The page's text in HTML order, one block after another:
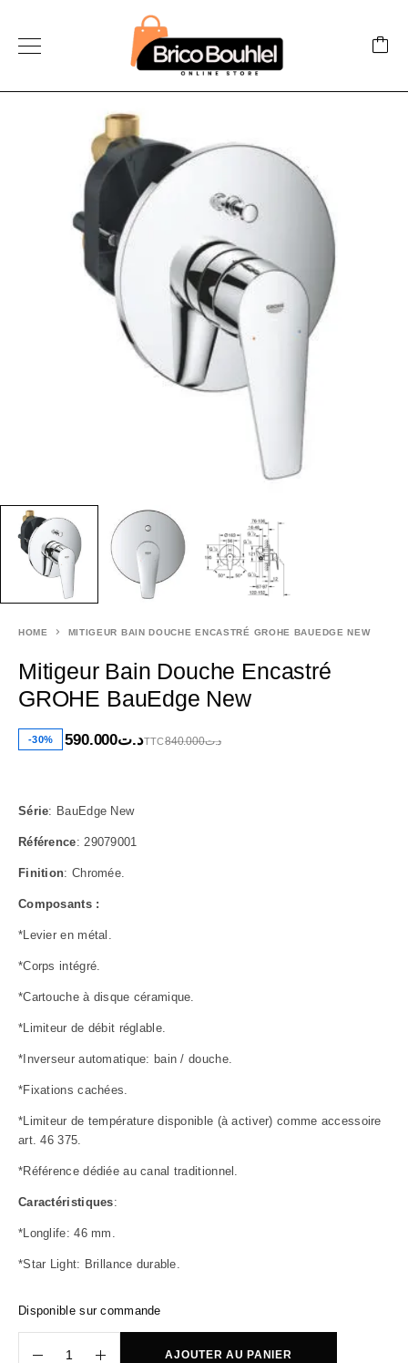
HOME MITIGEUR BAIN DOUCHE ENCASTRÉ GROHE BAUEDGE NEW
Mitigeur Bain Douche Encastré
GROHE BauEdge New
-30% د.ت840.000 د.ت590.000 TTC
Série: BauEdge New
Référence: 29079001
Finition: Chromée.
Composants :
*Levier en métal.
*Corps intégré.
*Cartouche à disque céramique.
*Limiteur de débit réglable.
*Inverseur automatique: bain / douche.
*Fixations cachées.
*Limiteur de température disponible (à activer) comme accessoire
art. 46 375.
*Référence dédiée au canal traditionnel.
Caractéristiques:
*Longlife: 46 mm.
*Star Light: Brillance durable.
Disponible sur commande
AJOUTER AU PANIER